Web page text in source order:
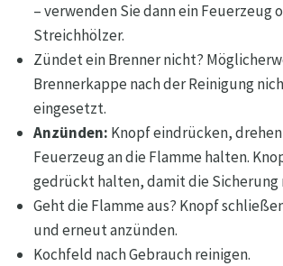
– verwenden Sie dann ein Feuerzeug
Streichhölzer.
Zündet ein Brenner nicht?
Brennerkappe nach der Reinigung
eingesetzt.
Anzünden: Knopf eindrücken,
Feuerzeug an die Flamme halten.
gedrückt halten, damit die Sicherung
Geht die Flamme aus? Knopf
und erneut anzünden.
Kochfeld nach Gebrauch reinigen.